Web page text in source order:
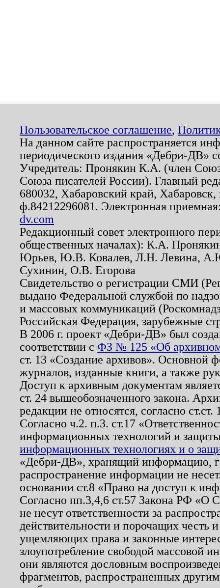
Пользовательское соглашение,
На данном сайте распространяется
периодического издания «Дебри-ДВ»
Учредитель: Пронякин К.А. (член
Союза писателей России). Главный
680032, Хабаровский край,
ф.84212296081. Электронная
dv.com
Редакционный совет электронного
общественных началах): К.А.
Юрьев, Ю.В. Ковалев, Л.Н. Левина,
Сухинин, О.В. Егорова
Свидетельство о регистрации СМИ
выдано Федеральной службой по
и массовых коммуникаций
Российская Федерация, зарубежные
В 2006 г. проект «Дебри-ДВ» был
соответствии с ФЗ № 125 «Об
ст. 13 «Создание архивов». Основной
журналов, изданные книги, а также
Доступ к архивным документам
ст. 24 вышеобозначенного закона.
редакции не относятся, согласно
Согласно ч.2. п.3. ст.17
информационных технологий и
информационных технологиях и о
«Дебри-ДВ», хранящий информацию,
распространение информации не
основании ст.8 «Право на доступ к
Согласно пп.3,4,6 ст.57 Закона РФ «О
не несут ответственности за
действительности и порочащих честь
ущемляющих права и законные
злоупотребление свободой массовой
они являются дословным
фрагментов, распространенных